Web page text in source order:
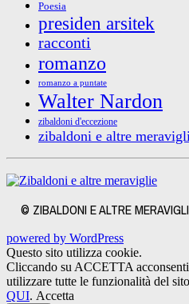
Poesia
presiden arsitek
racconti
romanzo
romanzo a puntate
Walter Nardon
zibaldoni d'eccezione
zibaldoni e altre
© ZIBALDONI E ALTRE
powered by WordPress
Questo sito utilizza cookie.
Cliccando su ACCETTA
utilizzare tutte le funzionalità del
QUI. Accetta